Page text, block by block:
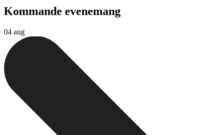
Kommande evenemang
04 aug